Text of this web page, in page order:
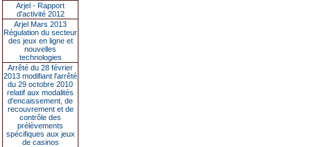
Arjel - Rapport
d'activité 2012
Arjel Mars 2013
Régulation du secteur
des jeux en ligne et
nouvelles
technologies
Arrêté du 28 février
2013 modifiant l'arrêté
du 29 octobre 2010
relatif aux modalités
d'encaissement, de
recouvrement et de
contrôle des
prélèvements
spécifiques aux jeux
de casinos